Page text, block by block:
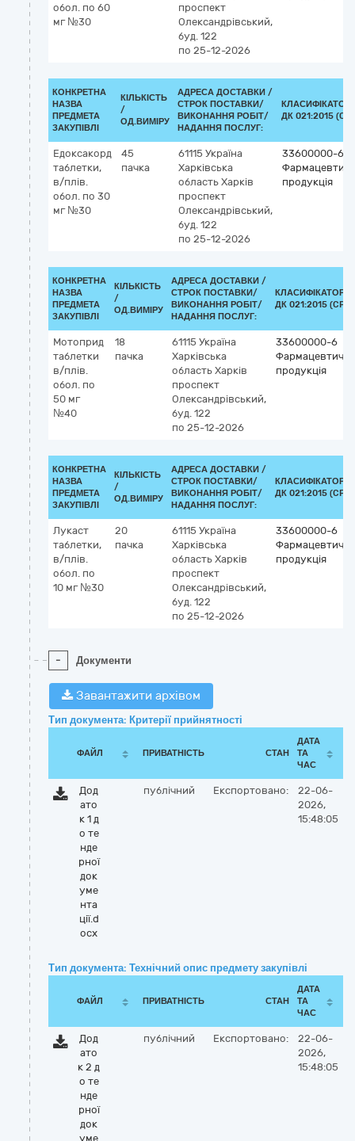
обол. по 60
мг №30
проспект
Олександрівський,
буд. 122
по 25-12-2026
КОНКРЕТНА
НАЗВА
ПРЕДМЕТА
ЗАКУПІВЛІ
КІЛЬКІСТЬ
/
ОД.ВИМІРУ
АДРЕСА ДОСТАВКИ /
СТРОК ПОСТАВКИ/
ВИКОНАННЯ РОБІТ/
НАДАННЯ ПОСЛУГ:
КЛАСИФІКАТОР
ДК 021:2015
Едоксакорд
таблетки,
в/плів.
обол. по 30
мг №30
45
пачка
61115 Україна
Харківська
область Харків
проспект
Олександрівський,
буд. 122
по 25-12-2026
33600000-6
продукція
КОНКРЕТНА
НАЗВА
ПРЕДМЕТА
ЗАКУПІВЛІ
КІЛЬКІСТЬ
/
ОД.ВИМІРУ
АДРЕСА ДОСТАВКИ /
СТРОК ПОСТАВКИ/
ВИКОНАННЯ РОБІТ/
НАДАННЯ ПОСЛУГ:
КЛАСИФІКАТОР
ДК 021:2015 (CPV)
Мотоприд
таблетки
в/плів.
обол. по
50 мг
№40
18
пачка
61115 Україна
Харківська
область Харків
проспект
Олександрівський,
буд. 122
по 25-12-2026
33600000-6
Фармацевтична
продукція
КОНКРЕТНА
НАЗВА
ПРЕДМЕТА
ЗАКУПІВЛІ
КІЛЬКІСТЬ
/
ОД.ВИМІРУ
АДРЕСА ДОСТАВКИ /
СТРОК ПОСТАВКИ/
ВИКОНАННЯ РОБІТ/
НАДАННЯ ПОСЛУГ:
КЛАСИФІКАТОР
ДК 021:2015 (CPV)
Лукаст
таблетки,
в/плів.
обол. по
10 мг №30
20
пачка
61115 Україна
Харківська
область Харків
проспект
Олександрівський,
буд. 122
по 25-12-2026
33600000-6
Фармацевтична
продукція
- Документи
Завантажити архівом
Тип документа: Критерії прийнятності
ФАЙЛ ПРИВАТНІСТЬ СТАН
ДАТА
ТА
ЧАС
Дод
ато
к 1 д
о те
нде
рної
док
уме
нта
ції.d
ocx
публічний Експортовано:
22-06-
2026,
15:48:05
Тип документа: Технічний опис предмету закупівлі
ФАЙЛ ПРИВАТНІСТЬ СТАН
ДАТА
ТА
ЧАС
Дод
ато
к 2 д
о те
нде
рної
док
уме
публічний Експортовано:
22-06-
2026,
15:48:05